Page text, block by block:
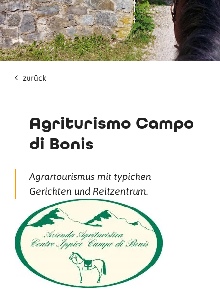
zurück
Agriturismo Campo
di Bonis
Agrartourismus mit typichen
Gerichten und Reitzentrum.